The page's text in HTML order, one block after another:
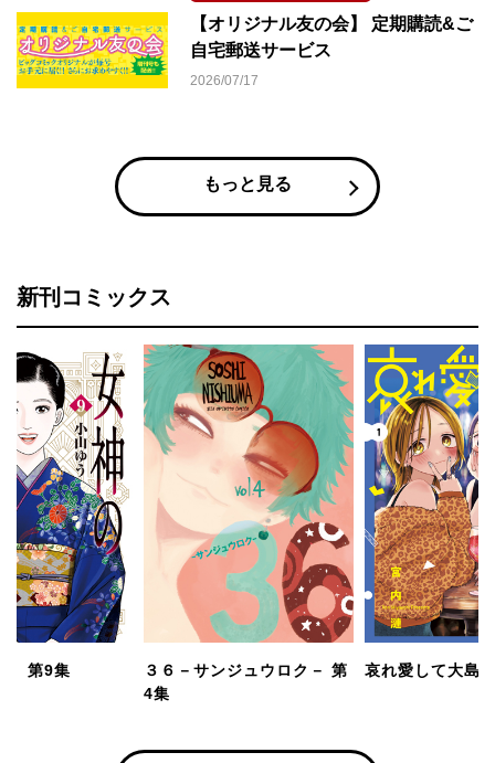
【オリジナル友の会】 定期購読&ご
自宅郵送サービス
2026/07/17
もっと見る
新刊コミックス
第9集
３６－サンジュウロク－ 第
4集
哀れ愛して大島